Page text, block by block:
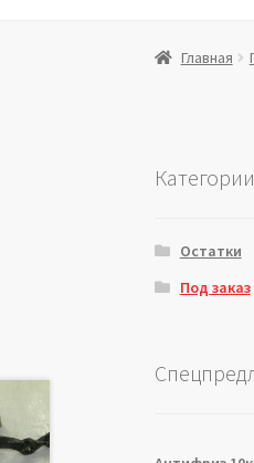
ГлавнаяГлавная
Остатки
Под заказ